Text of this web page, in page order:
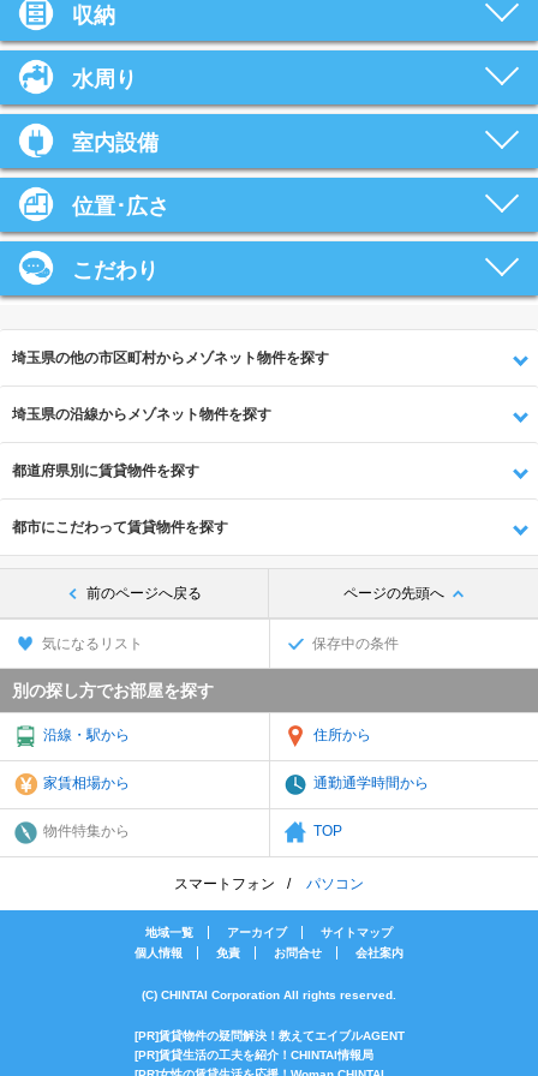
収納
水周り
室内設備
位置･広さ
こだわり
埼玉県の他の市区町村からメゾネット物件を探す
埼玉県の沿線からメゾネット物件を探す
都道府県別に賃貸物件を探す
都市にこだわって賃貸物件を探す
前のページへ戻る ページの先頭へ
気になるリスト 保存中の条件
別の探し方でお部屋を探す
沿線・駅から 住所から
家賃相場から 通勤通学時間から
物件特集から TOP
スマートフォン パソコン
地域一覧 アーカイブ
サイトマップ
個人情報
免責 お問合せ 会社案内
(C) CHINTAI Corporation All rights reserved.
[PR]賃貸物件の疑問解決！教えてエイブルAGENT
[PR]賃貸生活の工夫を紹介！CHINTAI情報局